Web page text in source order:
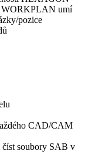
WORKPLAN umí
pozice
CAD/CAM
číst soubory SAB v